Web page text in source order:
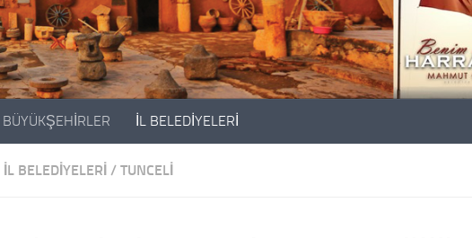
BÜYÜKŞEHİRLER İL BELEDİYELERİ
İL BELEDİYELERİ / TUNCELI